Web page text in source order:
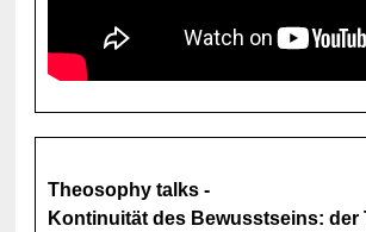
Theosophy talks -
Kontinuität des Bewusstseins: der